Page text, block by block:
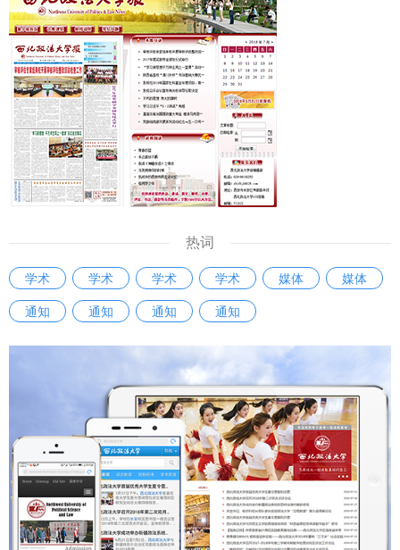
会科学研究成果的权益需要被重视。如果学者的知识产权无法
得到有效保护，必然会滋生造假现象。应该明确学术成果归
属、使用权限、收益分配等标准，加强对学术期刊、数据库平
台的监管，避免变相侵占作者权益，引导社科工作者增强维权
意识。 问：《条例》出台将产生哪些积极影响？ 马朝琦：
《条例》将会在三个方面产生积极影响。 一是进一步完善我
省哲学社会科学发展的体制机制，推动系统运行高效顺畅。
《条例》坚持党的全面领导推动哲学社会科学工作的根本要
求，进一步理顺我省哲学社会科学工作的领导体制和运行机
制，有利于相关部门在推动哲学社会科学工作高质量发展中凝
会科学发展的基本方位，推动工作实施增效提质。《条例》坚
持立足陕西实际形成陕西标识的重要要求，通过明确优化学
哲学社会科学学科体系、学术体系、话语体系的布局重点和方
位导向，利于党校、社会科学院、高等学校等哲学社会科学机
构和工作者坚定立场、明确主业、创新成果。 三是进一步激
发我省哲学社会科学发展的巨大潜能，推动成果产出精彩纷
呈。《条例》通过明确实施机制、普及职责、社会支持和宣传
发布等规定，进一步厘定我省哲学社会科学成果发布、交流活
动和社会参与的工作方式和脉络结构，利于激励人才和研究成
果在为祖国、为人民立德立言中成就自我、实现价值。（群众
肯干’不仅是比赛要求，更是做好教学管理服务工作的基石。我
将把这份收获带回一线，继续当好连接师生、保障教学的‘螺丝
钉’，在平凡的岗位上为学校事业发展贡献自己全部的力量”。
以赛提能，锻造素质过硬干部队伍 本次比赛是加强学校干部
队伍建设的有力举措，也是推动广大干部大学习、大练兵、大
比武的重要手段，为全体科级干部搭建了学习、交流和展示的
舞台，全面检验了科级干部的理论素养、专业能力与综合素
质，有效激发了广大干部干事创业、争先创优的工作热情。
一次难得的能力锻炼与自我审视契机。让我清晰看到了自己的
知识盲区和能力短板。我将以此次比赛为新起点，立足工作实
际查漏补缺，加强学习、努力工作，以更好的精神状态和能力
水平履职尽责。” “我深深感受到，这不仅仅是一场比赛，更是
更加明确了作为一名科级干部所肩负的责任与使命，激励我未
来要立足本职岗位，不断提升服务师生、推动发展的能力与水
平。”参赛选手刘俊洁说。 本次比赛通过“以赛促学、以赛促
训、以赛提能”的创新形式，有效激发了年轻干部干事创业的
激情，提高了干部的业务能力和综合素质。学校将以本次比赛
为新的起点，构建常态化干部比赛培训机制，推动干部素质能
力与学校事业高质量发展同频共振，为加快推进高水平大学建
设贡献新的力量。 （供稿：党委组织部 撰稿：严芳 李月胤 审
热词
学术 学术 学术 学术 媒体
媒体
通知
通知 通知 通知